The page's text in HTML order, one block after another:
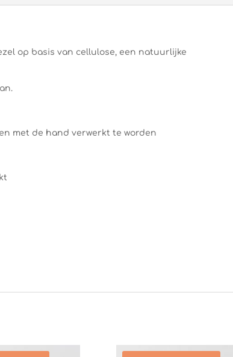
op basis van cellulose, een natuurlijke
met de hand verwerkt te worden